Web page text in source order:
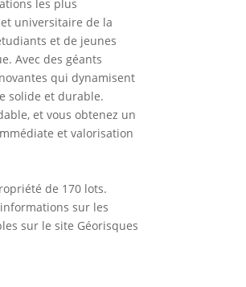
les plus
universitaire de la
et de jeunes
Avec des géants
qui dynamisent
solide et durable.
et vous obtenez un
et valorisation
de 170 lots.
sur les
sur le site Géorisques